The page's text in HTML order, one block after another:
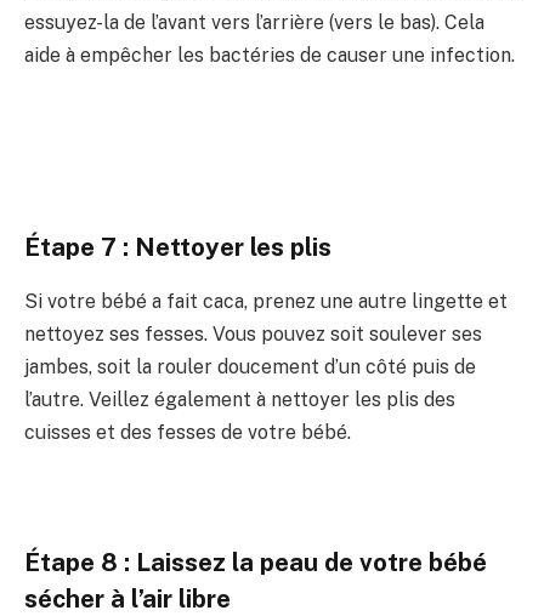
essuyez-la de l’avant vers l’arrière (vers le bas). Cela
aide à empêcher les bactéries de causer une infection.
Étape 7 : Nettoyer les plis
Si votre bébé a fait caca, prenez une autre lingette et
nettoyez ses fesses. Vous pouvez soit soulever ses
jambes, soit la rouler doucement d’un côté puis de
l’autre. Veillez également à nettoyer les plis des
cuisses et des fesses de votre bébé.
Étape 8 : Laissez la peau de votre bébé
sécher à l’air libre